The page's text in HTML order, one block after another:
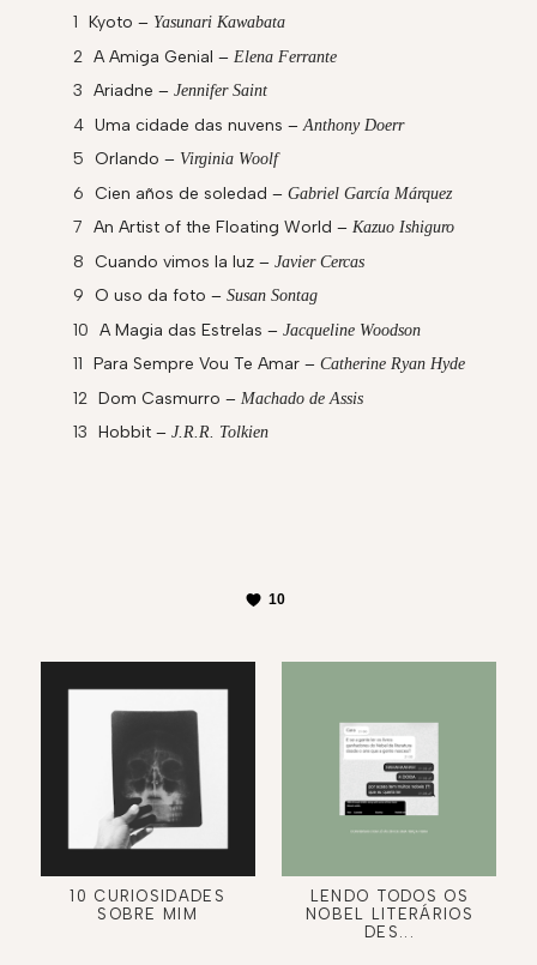
Kyoto – Yasunari Kawabata
A Amiga Genial –Elena Ferrante
Ariadne –Jennifer Saint
Uma cidade das nuvens –Anthony Doerr
Orlando – Virginia Woolf
Cien años de soledad –Gabriel García Márquez
An Artist of the Floating World –Kazuo Ishiguro
Cuando vimos la luz –Javier Cercas
O uso da foto –Susan Sontag
A Magia das Estrelas –Jacqueline Woodson
Para Sempre Vou Te Amar –Catherine Ryan Hyde
Dom Casmurro –Machado de Assis
Hobbit –J.R.R. Tolkien
10
10 CURIOSIDADES
SOBRE MIM
LENDO TODOS OS
NOBEL LITERÁRIOS
DES...